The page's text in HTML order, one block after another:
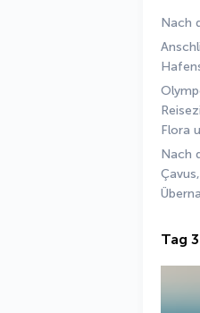
Nach
Flora
Nach
Tag